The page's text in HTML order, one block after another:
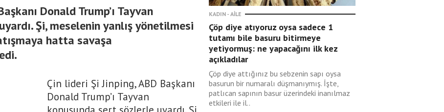
Donald Trump’ı Tayvan
Şi, meselenin yanlış yönetilmesi
hatta savaşa
Çin lideri Şi Jinping, ABD Başkanı
Donald Trump’ı Tayvan
KADIN - AILE
Çöp diye atıyoruz oysa sadece 1
tutamı bile basuru bitirmeye
yetiyormuş: ne yapacağını ilk kez
açıkladılar
Çöp diye attığınız bu sebzenin sapı oysa
basurun bir numaralı düşmanıymış. İşte,
patlıcan sapının basur üzerindeki inanılmaz
etkileri ile il..